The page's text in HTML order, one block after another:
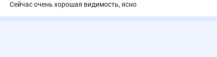
Сейчас очень хорошая видимость, ясно